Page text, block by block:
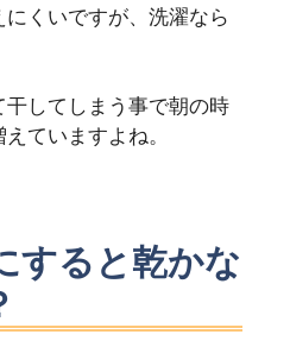
くいですが、洗濯なら
してしまう事で朝の時
ていますよね。
すると乾かな